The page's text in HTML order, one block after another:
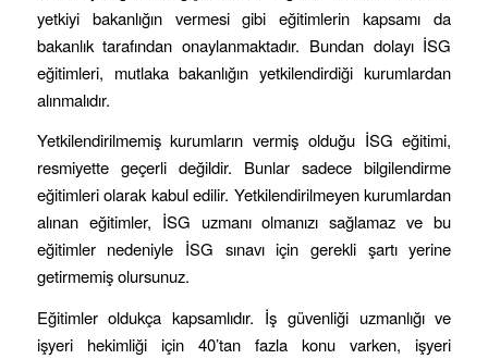
yetkiyi bakanlığın vermesi gibi eğitimlerin kapsamı da
bakanlık tarafından onaylanmaktadır. Bundan dolayı İSG
eğitimleri, mutlaka bakanlığın yetkilendirdiği kurumlardan
alınmalıdır.
Yetkilendirilmemiş kurumların vermiş olduğu İSG eğitimi,
resmiyette geçerli değildir. Bunlar sadece bilgilendirme
eğitimleri olarak kabul edilir. Yetkilendirilmeyen kurumlardan
alınan eğitimler, İSG uzmanı olmanızı sağlamaz ve bu
eğitimler nedeniyle İSG sınavı için gerekli şartı yerine
getirmemiş olursunuz.
Eğitimler oldukça kapsamlıdır. İş güvenliği uzmanlığı ve
işyeri hekimliği için 40’tan fazla konu varken, işyeri